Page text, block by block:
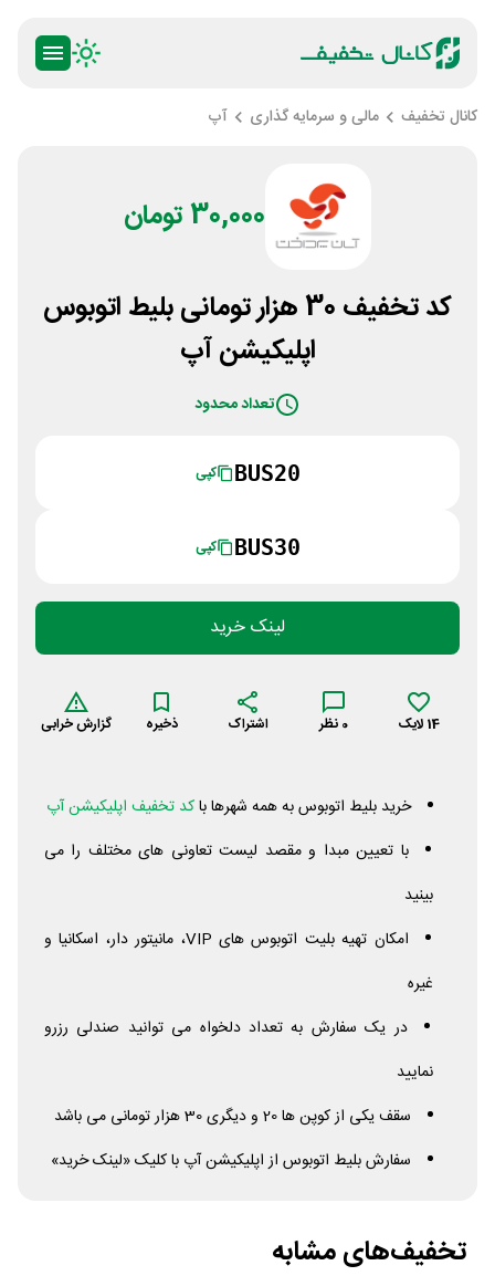
کانال تخفیف مالی و سرمایه گذاری آپ
30,000 تومان
کد تخفیف 30 هزار تومانی بلیط اتوبوس
اپلیکیشن آپ
تعداد محدود
BUS20 کپی
BUS30 کپی
لینک خرید
14 لایک 0 نظر اشتراک ذخیره گزارش خرابی
خرید بلیط اتوبوس به همه شهرها باکد تخفیف اپلیکیشن آپ
با تعیین مبدا و مقصد لیست تعاونی های مختلف را می
بینید
امکان تهیه بلیت اتوبوس های VIP، مانیتور دار، اسکانیا و
غیره
در یک سفارش به تعداد دلخواه می توانید صندلی رزرو
نمایید
سقف یکی از کوپن ها 20 و دیگری 30 هزار تومانی می باشد
سفارش بلیط اتوبوس از اپلیکیشن آپ با کلیک «لینک خرید»
تخفیف‌های مشابه